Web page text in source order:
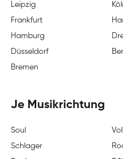
Leipzig
Frankfurt
Hamburg
Düsseldorf
Bremen
Je Musikrichtung
Soul
Schlager